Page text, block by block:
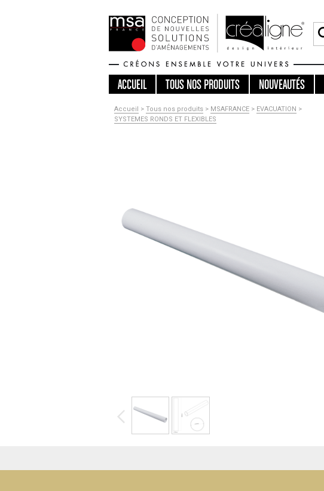
ACCUEIL TOUSNOS PRODUITS NOUVEAUTÉS
Accueil > Tous nos produits> MSAFRANCE> EVACUATION >
SYSTEMES RONDS ET FLEXIBLES